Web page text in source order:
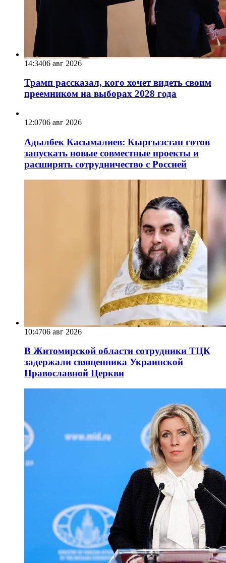
14:3406 авг 2026
Трамп рассказал, кого хочет видеть своим
преемником на выборах 2028 года
12:0706 авг 2026
Адылбек Касымалиев: Кыргызстан готов
запускать новые совместные проекты и
расширять сотрудничество с Россией
10:4706 авг 2026
В Житомирской области сотрудники ТЦК
задержали священника Украинской
Православной Церкви